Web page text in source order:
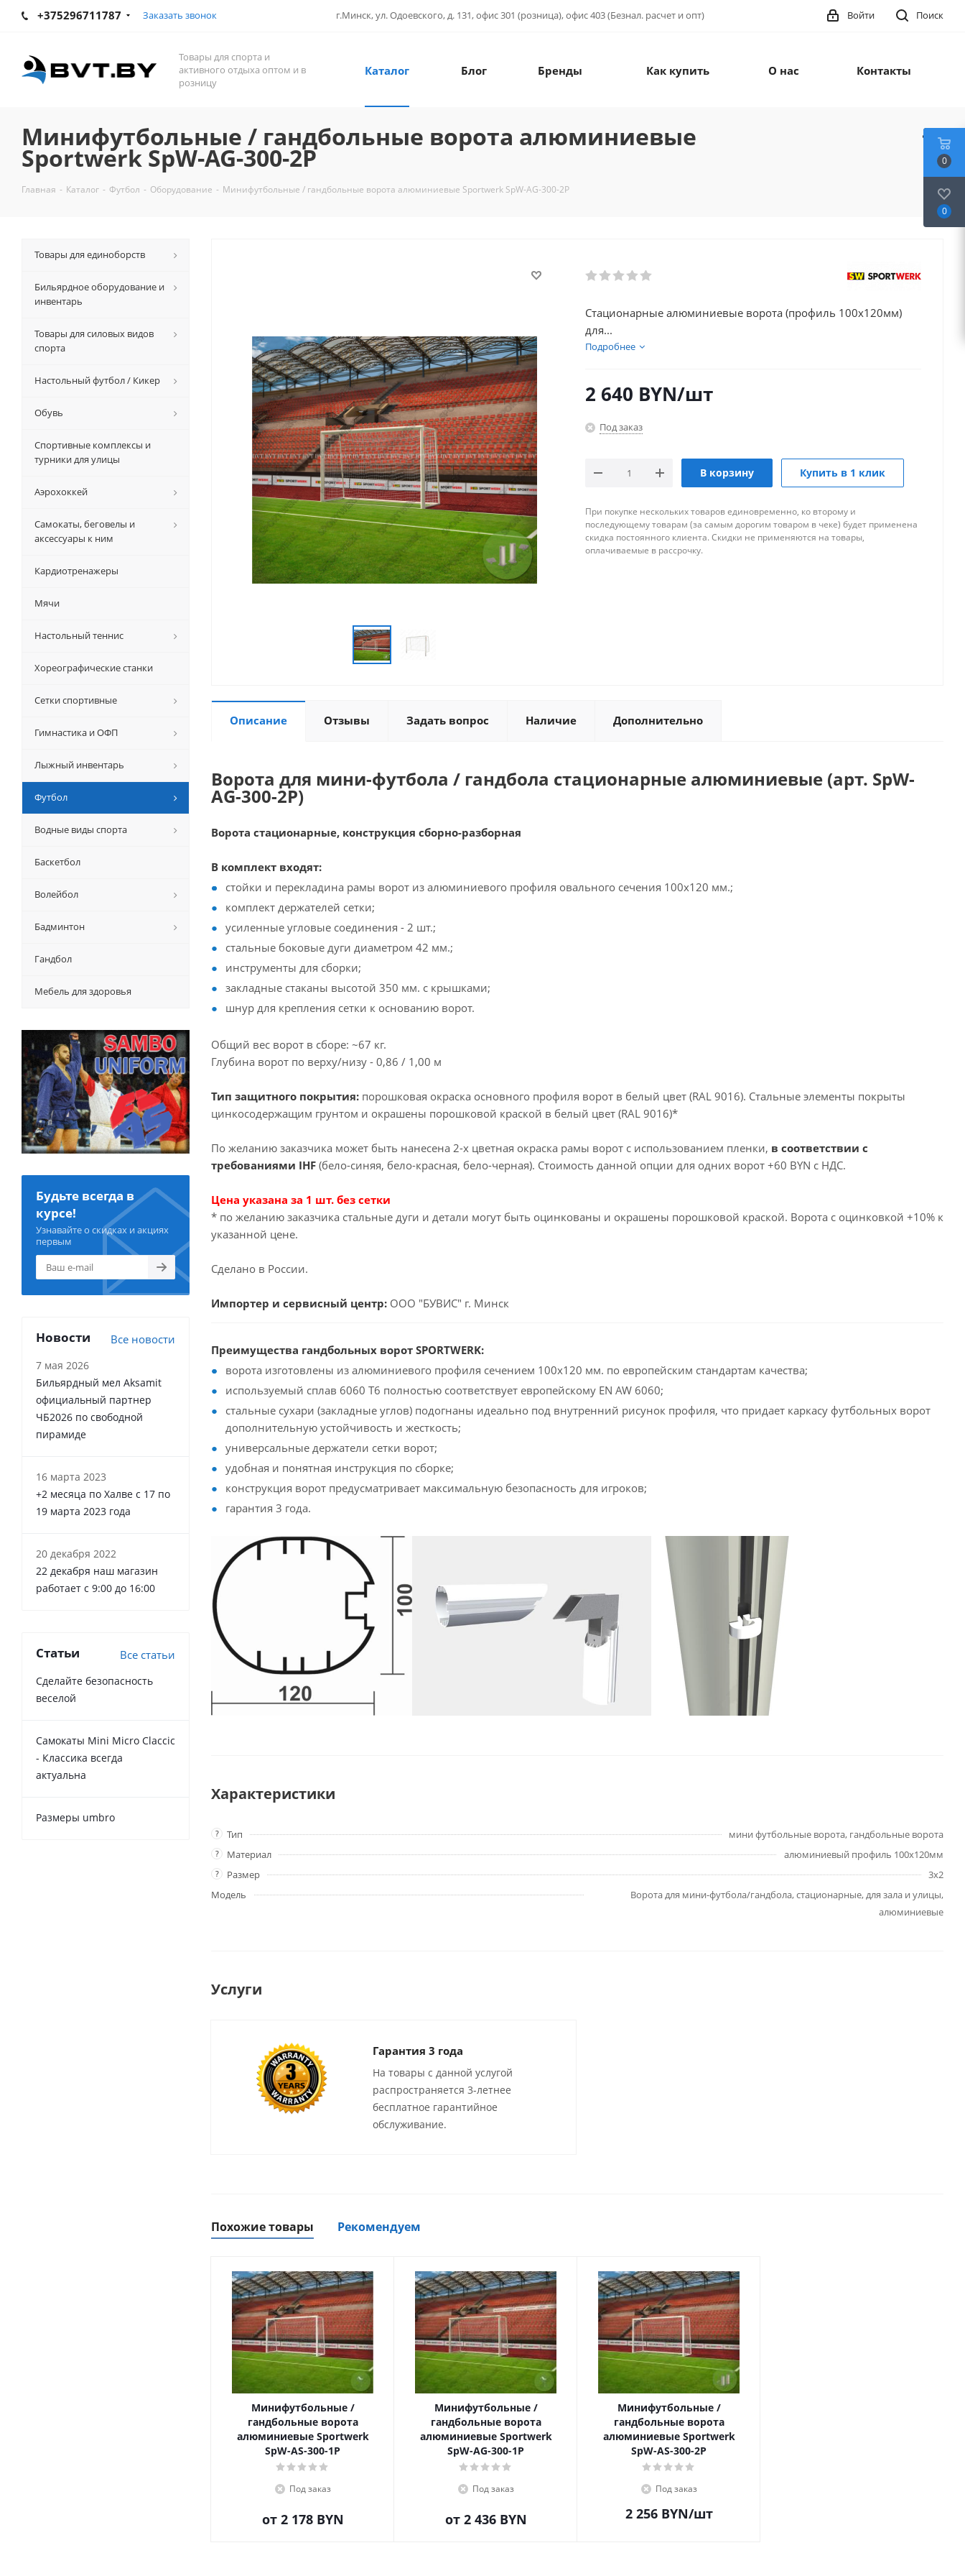
+375296711787 Заказать звонок г.Минск, ул. Одоевского, д. 131, офис 301 (розница), офис 403 (Безнал. расчет и опт) Поиск
Войти
Товары для спорта и
активного отдыха оптом и в
розницу
Каталог Блог Бренды Как купить О нас Контакты
Минифутбольные / гандбольные ворота алюминиевые
Sportwerk SpW-AG-300-2P
Главная - Каталог - Футбол - Оборудование - Минифутбольные / гандбольные ворота алюминиевые Sportwerk SpW-AG-300-2P
Стационарные алюминиевые ворота (профиль 100х120мм)
для...
Подробнее
2 640 BYN/шт
Под заказ
В корзину Купить в 1 клик
При покупке нескольких товаров единовременно, ко второму и
последующему товарам (за самым дорогим товаром в чеке) будет применена
скидка постоянного клиента. Скидки не применяются на товары,
оплачиваемые в рассрочку.
Описание Отзывы Задать вопрос Наличие Дополнительно
Ворота для мини-футбола / гандбола стационарные алюминиевые (арт. SpW-
AG-300-2P)
Ворота стационарные, конструкция сборно-разборная
В комплект входят:
стойки и перекладина рамы ворот из алюминиевого профиля овального сечения 100х120 мм.;
комплект держателей сетки;
усиленные угловые соединения - 2 шт.;
стальные боковые дуги диаметром 42 мм.;
инструменты для сборки;
закладные стаканы высотой 350 мм. с крышками;
шнур для крепления сетки к основанию ворот.
Общий вес ворот в сборе: ~67 кг.
Глубина ворот по верху/низу - 0,86 / 1,00 м
Тип защитного покрытия: порошковая окраска основного профиля ворот в белый цвет (RAL 9016). Стальные элементы покрыты
цинкосодержащим грунтом и окрашены порошковой краской в белый цвет (RAL 9016)*
По желанию заказчика может быть нанесена 2-х цветная окраска рамы ворот с использованием пленки, в соответствии с
требованиями IHF (бело-синяя, бело-красная, бело-черная). Стоимость данной опции для одних ворот +60 BYN с НДС.
Цена указана за 1 шт. без сетки
* по желанию заказчика стальные дуги и детали могут быть оцинкованы и окрашены порошковой краской. Ворота с оцинковкой +10% к
указанной цене.
Сделано в России.
Импортер и сервисный центр: ООО "БУВИС" г. Минск
Преимущества гандбольных ворот SPORTWERK:
ворота изготовлены из алюминиевого профиля сечением 100х120 мм. по европейским стандартам качества;
используемый сплав 6060 Т6 полностью соответствует европейскому EN AW 6060;
стальные сухари (закладные углов) подогнаны идеально под внутренний рисунок профиля, что придает каркасу футбольных ворот
дополнительную устойчивость и жесткость;
универсальные держатели сетки ворот;
удобная и понятная инструкция по сборке;
конструкция ворот предусматривает максимальную безопасность для игроков;
гарантия 3 года.
Характеристики
? Тип мини футбольные ворота, гандбольные ворота
? Материал алюминиевый профиль 100х120мм
? Размер
3х2
Модель
Ворота для мини-футбола/гандбола, стационарные, для зала и улицы,
алюминиевые
Услуги
Гарантия 3 года
На товары с данной услугой
распространяется 3-летнее
бесплатное гарантийное
обслуживание.
Похожие товары Рекомендуем
Минифутбольные /
гандбольные ворота
алюминиевые Sportwerk
SpW-AS-300-1P
Под заказ
от 2 178 BYN
Минифутбольные /
гандбольные ворота
алюминиевые Sportwerk
SpW-AG-300-1P
Под заказ
от 2 436 BYN
Минифутбольные /
гандбольные ворота
алюминиевые Sportwerk
SpW-AS-300-2P
Под заказ
2 256BYN/шт
Товары для единоборств
Бильярдное оборудование и
инвентарь
Товары для силовых видов
спорта
Настольный футбол / Кикер
Обувь
Спортивные комплексы и
турники для улицы
Аэрохоккей
Самокаты, беговелы и
аксессуары к ним
Кардиотренажеры
Мячи
Настольный теннис
Хореографические станки
Сетки спортивные
Гимнастика и ОФП
Лыжный инвентарь
Футбол
Водные виды спорта
Баскетбол
Волейбол
Бадминтон
Гандбол
Мебель для здоровья
Будьте всегда в
курсе!
Узнавайте о скидках и акциях
первым
Новости Все новости
7 мая 2026
Бильярдный мел Aksamit
официальный партнер
ЧБ2026 по свободной
пирамиде
16 марта 2023
+2 месяца по Халве с 17 по
19 марта 2023 года
20 декабря 2022
22 декабря наш магазин
работает с 9:00 до 16:00
Статьи Все статьи
Сделайте безопасность
веселой
Самокаты Mini Micro Claccic
- Классика всегда
актуальна
Размеры umbro
0
0